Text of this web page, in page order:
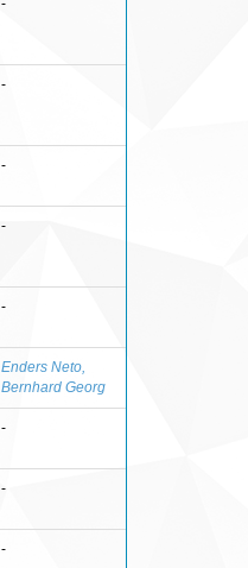
-
-
-
-
Enders Neto,
Bernhard Georg
-
-
-